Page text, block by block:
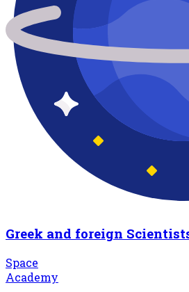
Greek and foreign
Space
Academy